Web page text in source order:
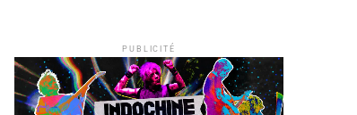
PUBLICITÉ